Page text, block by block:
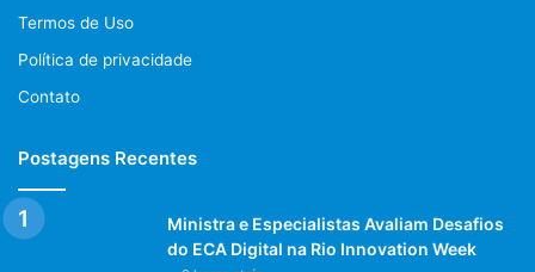
Termos de Uso
Política de privacidade
Contato
Postagens Recentes
Ministra e Especialistas Avaliam Desafios
do ECA Digital na Rio Innovation Week